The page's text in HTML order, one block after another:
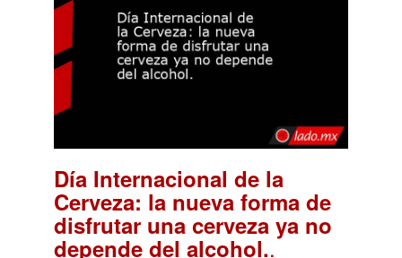
Día Internacional de la
Cerveza: la nueva forma de
disfrutar una cerveza ya no
depende del alcohol..